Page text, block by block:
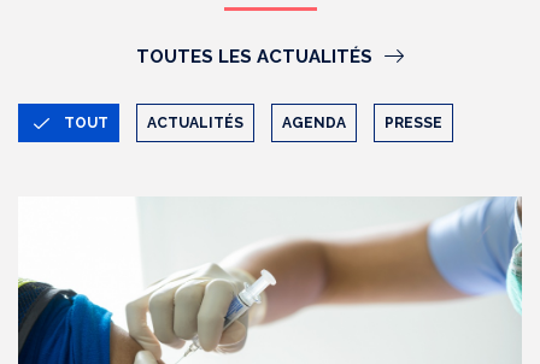
TOUTES LES ACTUALITÉS
TOUT ACTUALITÉS AGENDA PRESSE